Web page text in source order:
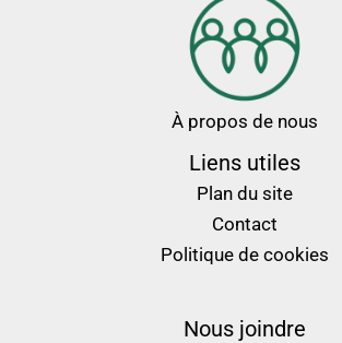
À propos de nous
Liens utiles
Plan du site
Contact
Politique de cookies
Nous joindre